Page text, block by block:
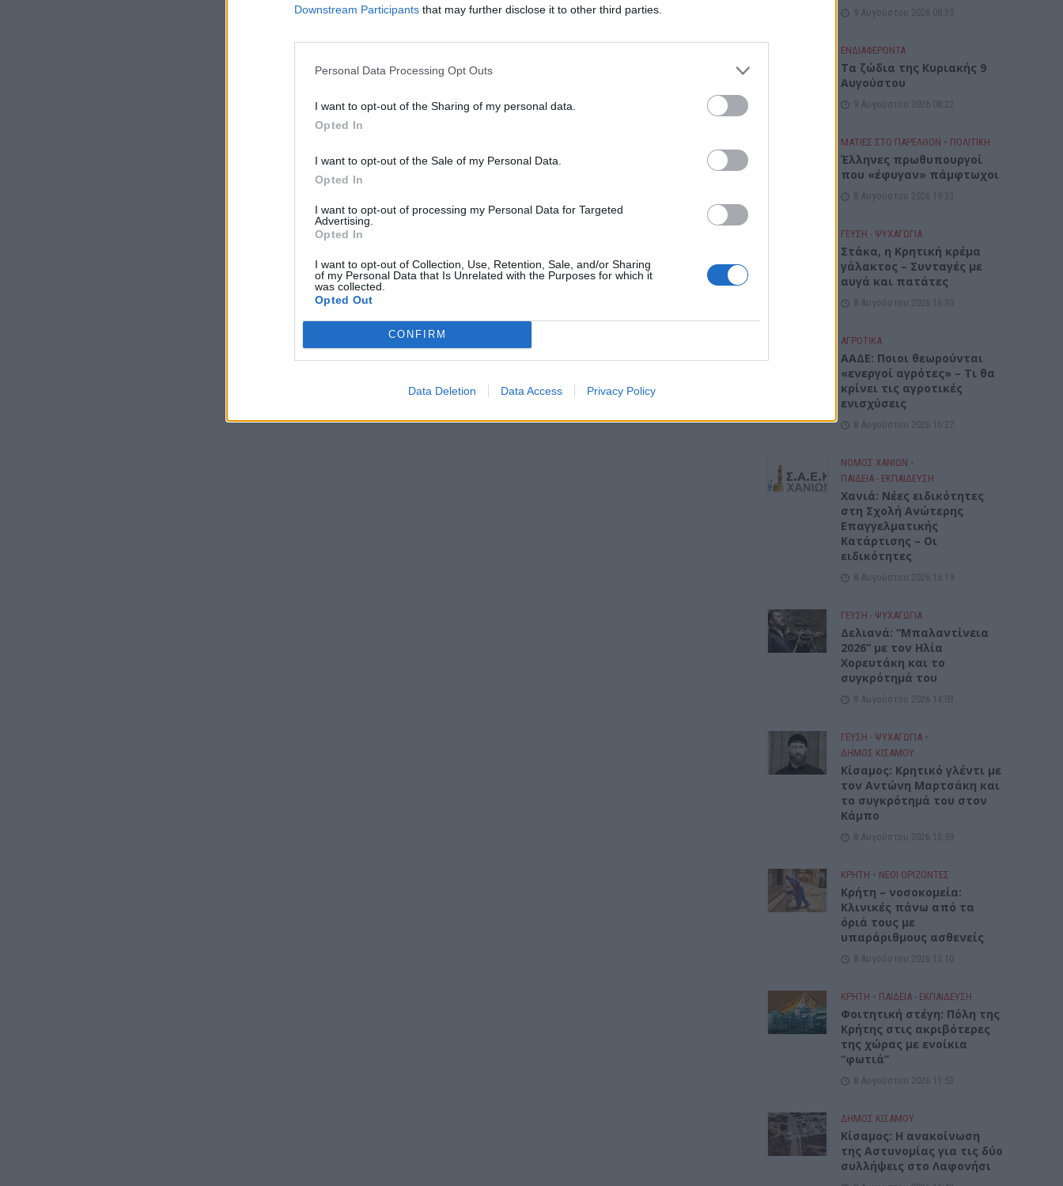
Downstream Participants that may further disclose it to other third parties.
Personal Data Processing Opt Outs
I want to opt-out of the Sharing of my personal data.
Opted In
I want to opt-out of the Sale of my Personal Data.
Opted In
I want to opt-out of processing my Personal Data for Targeted
Advertising.
Opted In
I want to opt-out of Collection, Use, Retention, Sale, and/or Sharing
of my Personal Data that Is Unrelated with the Purposes for which it
was collected.
Opted Out
CONFIRM
Data Deletion Data Access Privacy Policy
9 Αυγούστου 2026 08:35
ΕΝΔΙΑΦΕΡΟΝΤΑ
Τα ζώδια της Κυριακής 9
Αυγούστου
9 Αυγούστου 2026 08:22
ΜΑΤΙΕΣ ΣΤΟ ΠΑΡΕΛΘΟΝ • ΠΟΛΙΤΙΚΗ
Έλληνες πρωθυπουργοί
που «έφυγαν» πάμφτωχοι
8 Αυγούστου 2026 19:33
ΓΕΎΣΗ - ΨΥΧΑΓΩΓΊΑ
Στάκα, η Κρητική κρέμα
γάλακτος – Συνταγές με
αυγά και πατάτες
8 Αυγούστου 2026 16:30
ΑΓΡΟΤΙΚΑ
ΑΑΔΕ: Ποιοι θεωρούνται
«ενεργοί αγρότες» – Τι θα
κρίνει τις αγροτικές
ενισχύσεις
8 Αυγούστου 2026 16:27
ΝΟΜΌΣ ΧΑΝΊΩΝ •
ΠΑΙΔΕΙΑ - ΕΚΠΑΙΔΕΥΣΗ
Χανιά: Νέες ειδικότητες
στη Σχολή Ανώτερης
Επαγγελματικής
Κατάρτισης – Οι
ειδικότητες
8 Αυγούστου 2026 16:19
ΓΕΎΣΗ - ΨΥΧΑΓΩΓΊΑ
Δελιανά: “Μπαλαντίνεια
2026” με τον Ηλία
Χορευτάκη και το
συγκρότημά του
8 Αυγούστου 2026 14:03
ΓΕΎΣΗ - ΨΥΧΑΓΩΓΊΑ •
ΔΉΜΟΣ ΚΙΣΆΜΟΥ
Kίσαμος: Κρητικό γλέντι με
τον Αντώνη Μαρτσάκη και
το συγκρότημά του στον
Κάμπο
8 Αυγούστου 2026 13:59
ΚΡΗΤΗ • ΝΕΟΙ ΟΡΙΖΟΝΤΕΣ
Κρήτη – νοσοκομεία:
Κλινικές πάνω από τα
όριά τους με
υπαράριθμους ασθενείς
8 Αυγούστου 2026 13:10
ΚΡΗΤΗ • ΠΑΙΔΕΙΑ - ΕΚΠΑΙΔΕΥΣΗ
Φοιτητική στέγη: Πόλη της
Κρήτης στις ακριβότερες
της χώρας με ενοίκια
“φωτιά”
8 Αυγούστου 2026 11:53
ΔΉΜΟΣ ΚΙΣΆΜΟΥ
Κίσαμος: Η ανακοίνωση
της Αστυνομίας για τις δύο
συλλήψεις στο Λαφονήσι